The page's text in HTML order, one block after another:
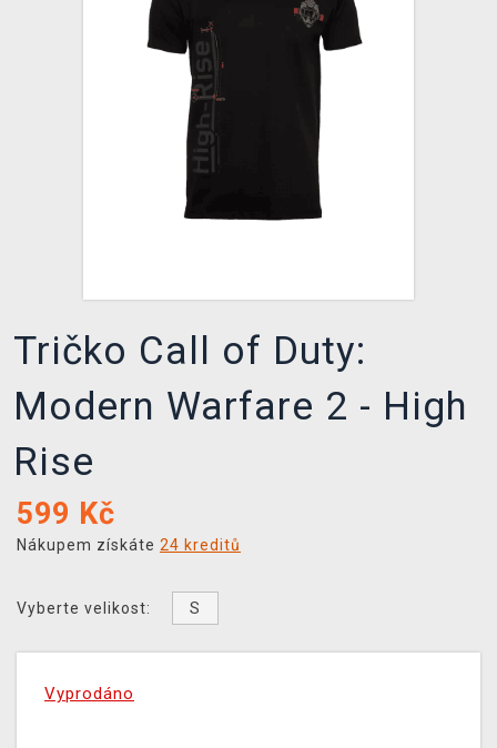
TCG & BOARDGAME HUB
VÝKUP HER (BAZAR)
Tričko Call of Duty:
Modern Warfare 2 - High
Rise
599 Kč
Nákupem získáte 24 kreditů
Vyberte velikost: S
Vyprodáno